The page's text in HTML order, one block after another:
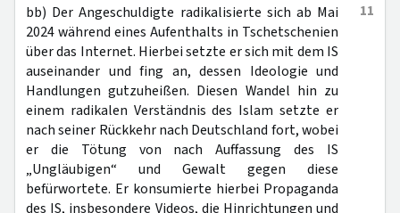
11
bb) Der Angeschuldigte radikalisierte sich ab Mai
2024 während eines Aufenthalts in Tschetschenien
über das Internet. Hierbei setzte er sich mit dem IS
auseinander und fing an, dessen Ideologie und
Handlungen gutzuheißen. Diesen Wandel hin zu
einem radikalen Verständnis des Islam setzte er
nach seiner Rückkehr nach Deutschland fort, wobei
er die Tötung von nach Auffassung des IS
„Ungläubigen“ und Gewalt gegen diese
befürwortete. Er konsumierte hierbei Propaganda
des IS, insbesondere Videos, die Hinrichtungen und